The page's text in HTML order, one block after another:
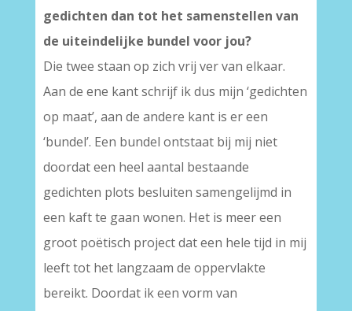
gedichten dan tot het samenstellen van
de uiteindelijke bundel voor jou?
Die twee staan op zich vrij ver van elkaar.
Aan de ene kant schrijf ik dus mijn ‘gedichten
op maat’, aan de andere kant is er een
‘bundel’. Een bundel ontstaat bij mij niet
doordat een heel aantal bestaande
gedichten plots besluiten samengelijmd in
een kaft te gaan wonen. Het is meer een
groot poëtisch project dat een hele tijd in mij
leeft tot het langzaam de oppervlakte
bereikt. Doordat ik een vorm van